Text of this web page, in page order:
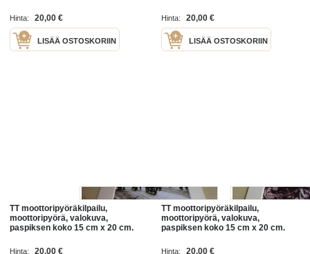
lahjaksi. Valokuva on
uusintapainos.
Hinta: 20,00 €
LISÄÄ OSTOSKORIIN
lahjaksi. Valokuva on
uusintapainos.
Hinta: 20,00 €
LISÄÄ OSTOSKORIIN
TT moottoripyöräkilpailu,
moottoripyörä, valokuva,
paspiksen koko 15 cm x 20 cm.
lahjaksi. Valokuva on
Hinta: 20,00 €
TT moottoripyöräkilpailu,
moottoripyörä, valokuva,
paspiksen koko 15 cm x 20 cm.
lahjaksi. Valokuva on
Hinta: 20,00 €